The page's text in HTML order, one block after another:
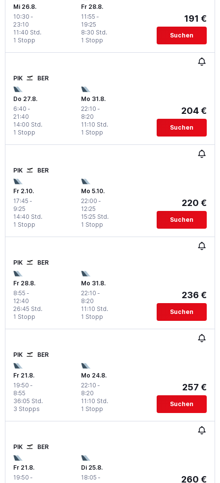
Mi 26.8.
10:30 -
23:10
1 Stopp
11:40 Std.
Fr 28.8.
11:55 -
19:25
1 Stopp
8:30 Std.
191 €
Suchen
PIK BER
Do 27.8.
6:40 -
21:40
1 Stopp
14:00 Std.
Mo 31.8.
22:10 -
8:20
1 Stopp
11:10 Std.
204 €
Suchen
PIK BER
Fr 2.10.
17:45 -
9:25
1 Stopp
14:40 Std.
Mo 5.10.
22:00 -
12:25
1 Stopp
15:25 Std.
220 €
Suchen
PIK BER
Fr 28.8.
8:55 -
12:40
1 Stopp
26:45 Std.
Mo 31.8.
22:10 -
8:20
1 Stopp
11:10 Std.
236 €
Suchen
PIK BER
Fr 21.8.
19:50 -
8:55
3 Stopps
36:05 Std.
Mo 24.8.
22:10 -
8:20
1 Stopp
11:10 Std.
257 €
Suchen
PIK BER
Fr 21.8.
19:50 -
Di 25.8.
18:05 -
260 €